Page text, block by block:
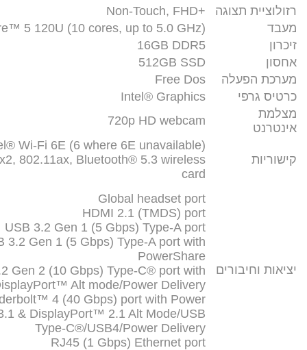
רזולוציית תצוגה
+Non-Touch, FHD
מעבד
5 120U (10 cores, up to 5.0 GHz)
זיכרון
16GB DDR5
אחסון
512GB SSD
מערכת הפעלה
Free Dos
כרטיס גרפי
Intel® Graphics
מצלמת
אינטרנט
720p HD webcam
קישוריות
Wi-Fi 6E (6 where 6E unavailable)
802.11ax, Bluetooth® 5.3 wireless
card
יציאות וחיבורים
Global headset port
HDMI 2.1 (TMDS) port
USB 3.2 Gen 1 (5 Gbps) Type-A port
3.2 Gen 1 (5 Gbps) Type-A port with
PowerShare
Gen 2 (10 Gbps) Type-C® port with
Alt mode/Power Delivery
4 (40 Gbps) port with Power
& DisplayPort™ 2.1 Alt Mode/USB
Type-C®/USB4/Power Delivery
RJ45 (1 Gbps) Ethernet port